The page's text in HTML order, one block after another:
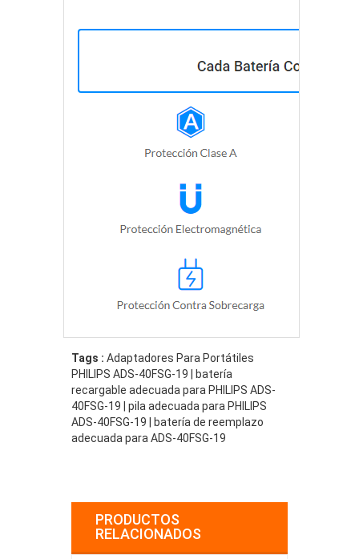
Tags : Adaptadores Para Portátiles
PHILIPS ADS-40FSG-19 | batería
recargable adecuada para PHILIPS ADS-
40FSG-19 | pila adecuada para PHILIPS
ADS-40FSG-19 | batería de reemplazo
adecuada para ADS-40FSG-19
PRODUCTOS
RELACIONADOS